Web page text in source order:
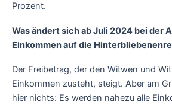
Prozent.
Was ändert sich ab Juli 2024 bei der
Einkommen auf die
Der Freibetrag, der den Witwen und
Einkommen zusteht, steigt. Aber am
hier nichts: Es werden nahezu alle